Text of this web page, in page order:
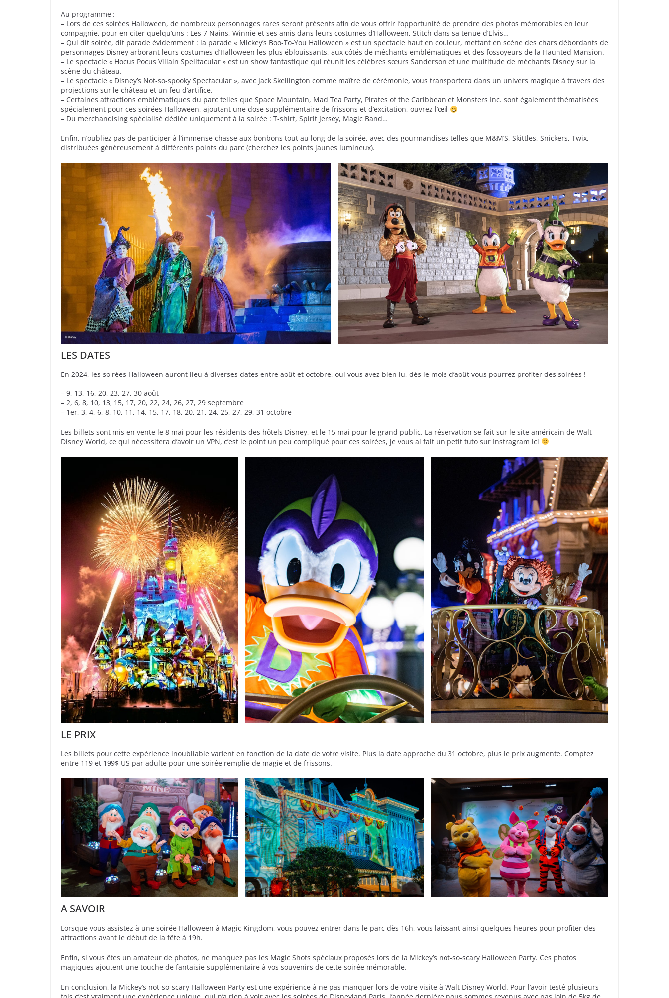
Au programme :
– Lors de ces soirées Halloween, de nombreux personnages rares seront présents afin de vous offrir l’opportunité de prendre des photos mémorables en leur
compagnie, pour en citer quelqu’uns : Les 7 Nains, Winnie et ses amis dans leurs costumes d’Halloween, Stitch dans sa tenue d’Elvis…
– Qui dit soirée, dit parade évidemment : la parade « Mickey’s Boo-To-You Halloween » est un spectacle haut en couleur, mettant en scène des chars débordants de
personnages Disney arborant leurs costumes d’Halloween les plus éblouissants, aux côtés de méchants emblématiques et des fossoyeurs de la Haunted Mansion.
– Le spectacle « Hocus Pocus Villain Spelltacular » est un show fantastique qui réunit les célèbres sœurs Sanderson et une multitude de méchants Disney sur la
scène du château.
– Le spectacle « Disney’s Not-so-spooky Spectacular », avec Jack Skellington comme maître de cérémonie, vous transportera dans un univers magique à travers des
projections sur le château et un feu d’artifice.
– Certaines attractions emblématiques du parc telles que Space Mountain, Mad Tea Party, Pirates of the Caribbean et Monsters Inc. sont également thématisées
spécialement pour ces soirées Halloween, ajoutant une dose supplémentaire de frissons et d’excitation, ouvrez l’œil
– Du merchandising spécialisé dédiée uniquement à la soirée : T-shirt, Spirit Jersey, Magic Band…
Enfin, n’oubliez pas de participer à l’immense chasse aux bonbons tout au long de la soirée, avec des gourmandises telles que M&M’S, Skittles, Snickers, Twix,
distribuées généreusement à différents points du parc (cherchez les points jaunes lumineux).
LES DATES
En 2024, les soirées Halloween auront lieu à diverses dates entre août et octobre, oui vous avez bien lu, dès le mois d’août vous pourrez profiter des soirées !
– 9, 13, 16, 20, 23, 27, 30 août
– 2, 6, 8, 10, 13, 15, 17, 20, 22, 24, 26, 27, 29 septembre
– 1er, 3, 4, 6, 8, 10, 11, 14, 15, 17, 18, 20, 21, 24, 25, 27, 29, 31 octobre
Les billets sont mis en vente le 8 mai pour les résidents des hôtels Disney, et le 15 mai pour le grand public. La réservation se fait sur le site américain de Walt
Disney World, ce qui nécessitera d’avoir un VPN, c’est le point un peu compliqué pour ces soirées, je vous ai fait un petit tuto sur Instragram ici
LE PRIX
Les billets pour cette expérience inoubliable varient en fonction de la date de votre visite. Plus la date approche du 31 octobre, plus le prix augmente. Comptez
entre 119 et 199$ US par adulte pour une soirée remplie de magie et de frissons.
A SAVOIR
Lorsque vous assistez à une soirée Halloween à Magic Kingdom, vous pouvez entrer dans le parc dès 16h, vous laissant ainsi quelques heures pour profiter des
attractions avant le début de la fête à 19h.
Enfin, si vous êtes un amateur de photos, ne manquez pas les Magic Shots spéciaux proposés lors de la Mickey’s not-so-scary Halloween Party. Ces photos
magiques ajoutent une touche de fantaisie supplémentaire à vos souvenirs de cette soirée mémorable.
En conclusion, la Mickey’s not-so-scary Halloween Party est une expérience à ne pas manquer lors de votre visite à Walt Disney World. Pour l’avoir testé plusieurs
fois c’est vraiment une expérience unique, qui n’a rien à voir avec les soirées de Disneyland Paris, l’année dernière nous sommes revenus avec pas loin de 5kg de